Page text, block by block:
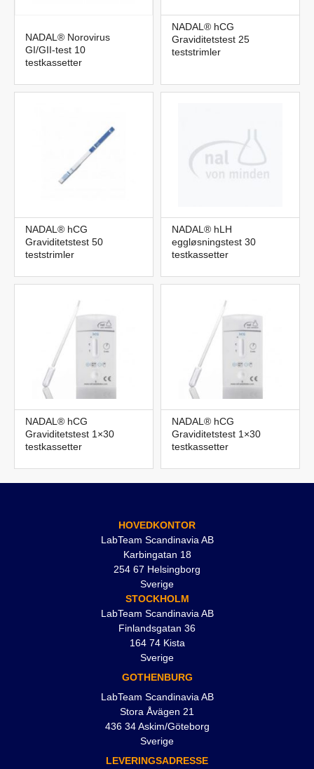
NADAL® Norovirus
GI/GII-test 10
testkassetter
NADAL® hCG
Graviditetstest 25
teststrimler
NADAL® hCG
Graviditetstest 50
teststrimler
NADAL® hLH
eggløsningstest 30
testkassetter
NADAL® hCG
Graviditetstest 1×30
testkassetter
NADAL® hCG
Graviditetstest 1×30
testkassetter
HOVEDKONTOR
LabTeam Scandinavia AB
Karbingatan 18
254 67 Helsingborg
Sverige
STOCKHOLM
LabTeam Scandinavia AB
Finlandsgatan 36
164 74 Kista
Sverige
GOTHENBURG
LabTeam Scandinavia AB
Stora Åvägen 21
436 34 Askim/Göteborg
Sverige
LEVERINGSADRESSE